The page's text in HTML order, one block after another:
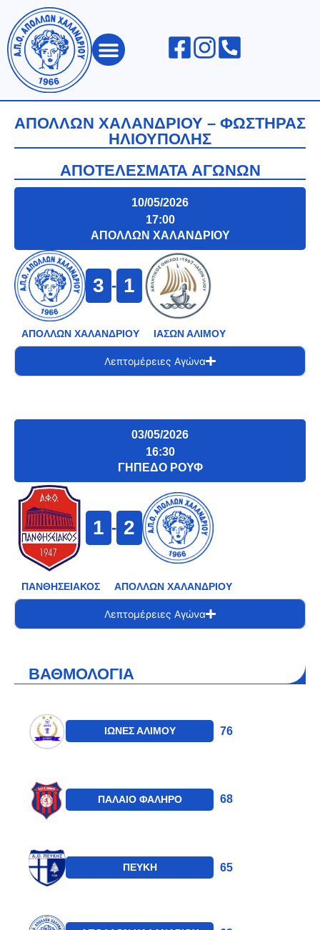
ΑΠΟΛΛΩΝ ΧΑΛΑΝΔΡΙΟΥ – ΦΩΣΤΗΡΑΣ
ΗΛΙΟΥΠΟΛΗΣ
ΑΠΟΤΕΛΕΣΜΑΤΑ ΑΓΩΝΩΝ
10/05/2026
17:00
ΑΠΟΛΛΩΝ ΧΑΛΑΝΔΡΙΟΥ
3 - 1
ΑΠΟΛΛΩΝ ΧΑΛΑΝΔΡΙΟΥ ΙΑΣΩΝ ΑΛΙΜΟΥ
Λεπτομέρειες Αγώνα
03/05/2026
16:30
ΓΗΠΕΔΟ ΡΟΥΦ
1 - 2
ΠΑΝΘΗΣΕΙΑΚΟΣ ΑΠΟΛΛΩΝ ΧΑΛΑΝΔΡΙΟΥ
Λεπτομέρειες Αγώνα
ΒΑΘΜΟΛΟΓΙΑ
ΙΩΝΕΣ ΑΛΙΜΟΥ 76
ΠΑΛΑΙΟ ΦΑΛΗΡΟ 68
ΠΕΥΚΗ 65